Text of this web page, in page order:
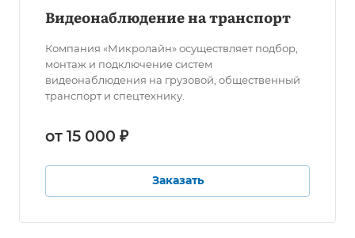
Видеонаблюдение на транспорт
Компания «Микролайн» осуществляет подбор,
монтаж и подключение систем
видеонаблюдения на грузовой, общественный
транспорт и спецтехнику.
от 15 000 ₽
Заказать